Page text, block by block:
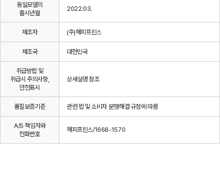
동일모델의
출시년월
2022.03.
제조자 (주)해피프린스
제조국 대한민국
취급방법 및
취급시 주의사항,
안전표시
상세설명 참조
품질보증기준 관련 법 및 소비자 분쟁해결 규정에 따름
A/S 책임자와
전화번호
해피프린스/1668-1570